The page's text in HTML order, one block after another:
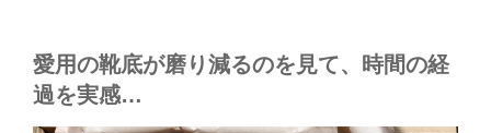
愛用の靴底が磨り減るのを見て、時間の経
過を実感…